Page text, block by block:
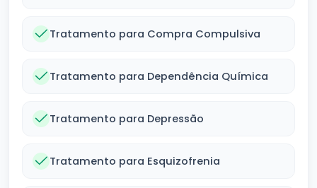
Tratamento para Compra Compulsiva
Tratamento para Dependência Química
Tratamento para Depressão
Tratamento para Esquizofrenia